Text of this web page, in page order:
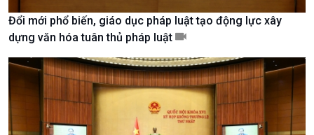
Đổi mới phổ biến, giáo dục pháp luật tạo động lực xây
dựng văn hóa tuân thủ pháp luật